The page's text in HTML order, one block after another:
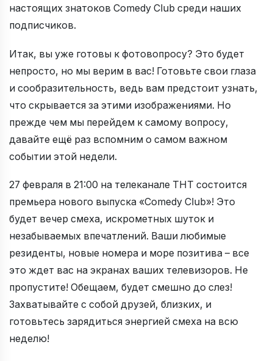
настоящих знатоков Comedy Club среди наших
подписчиков.
Итак, вы уже готовы к фотовопросу? Это будет
непросто, но мы верим в вас! Готовьте свои глаза
и сообразительность, ведь вам предстоит узнать,
что скрывается за этими изображениями. Но
прежде чем мы перейдем к самому вопросу,
давайте ещё раз вспомним о самом важном
событии этой недели.
27 февраля в 21:00 на телеканале ТНТ состоится
премьера нового выпуска «Comedy Club»! Это
будет вечер смеха, искрометных шуток и
незабываемых впечатлений. Ваши любимые
резиденты, новые номера и море позитива – все
это ждет вас на экранах ваших телевизоров. Не
пропустите! Обещаем, будет смешно до слез!
Захватывайте с собой друзей, близких, и
готовьтесь зарядиться энергией смеха на всю
неделю!